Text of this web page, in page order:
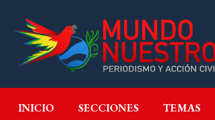
INICIO SECCIONES TEMAS
INICIO